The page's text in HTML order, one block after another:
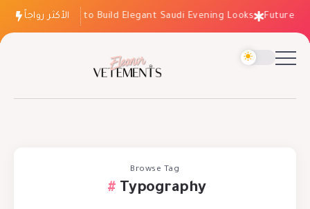
الأكثر رواجاًHow to Build Elegant Saudi Evening Looks Future
Browse Tag
Typography